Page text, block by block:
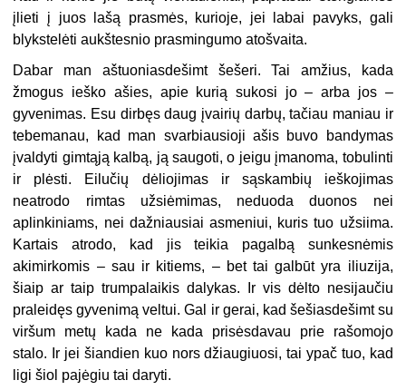
įlieti į juos lašą prasmės, kurioje, jei labai pavyks, gali
blykstelėti aukštesnio prasmingumo atošvaita.
Dabar man aštuoniasdešimt šešeri. Tai amžius, kada
žmogus ieško ašies, apie kurią sukosi jo – arba jos –
gyvenimas. Esu dirbęs daug įvairių darbų, tačiau maniau ir
tebemanau, kad man svarbiausioji ašis buvo bandymas
įvaldyti gimtąją kalbą, ją saugoti, o jeigu įmanoma, tobulinti
ir plėsti. Eilučių dėliojimas ir sąskambių ieškojimas
neatrodo rimtas užsiėmimas, neduoda duonos nei
aplinkiniams, nei dažniausiai asmeniui, kuris tuo užsiima.
Kartais atrodo, kad jis teikia pagalbą sunkesnėmis
akimirkomis – sau ir kitiems, – bet tai galbūt yra iliuzija,
šiaip ar taip trumpalaikis dalykas. Ir vis dėlto nesijaučiu
praleidęs gyvenimą veltui. Gal ir gerai, kad šešiasdešimt su
viršum metų kada ne kada prisėsdavau prie rašomojo
stalo. Ir jei šiandien kuo nors džiaugiuosi, tai ypač tuo, kad
ligi šiol pajėgiu tai daryti.